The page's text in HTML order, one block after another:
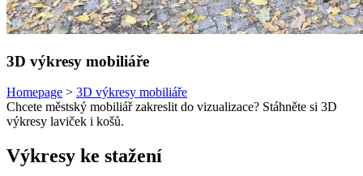
3D výkresy mobiliáře
Homepage > 3D výkresy mobiliáře
Chcete městský mobiliář zakreslit do vizualizace? Stáhněte si 3D
výkresy laviček i košů.
Výkresy ke stažení